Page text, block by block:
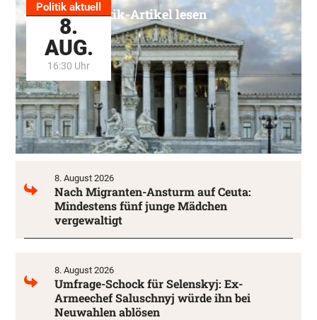
Politik aktuell
8.
AUG.
16:30 Uhr
Alle Politik-Artikel lesen
8. August 2026
Nach Migranten-Ansturm auf Ceuta:
Mindestens fünf junge Mädchen
vergewaltigt
8. August 2026
Umfrage-Schock für Selenskyj: Ex-
Armeechef Saluschnyj würde ihn bei
Neuwahlen ablösen